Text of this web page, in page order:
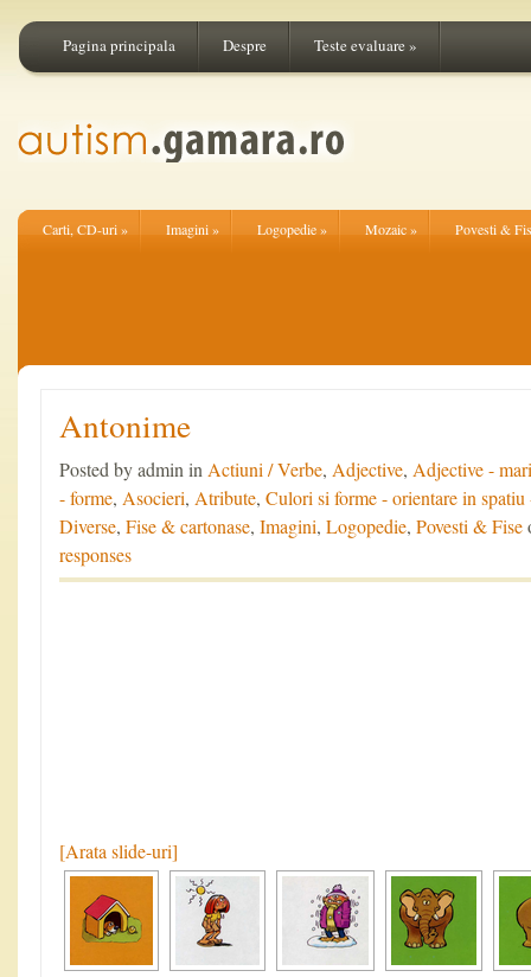
Pagina principala Despre Teste evaluare»
Carti, CD-uri» Imagini» Logopedie» Mozaic» Povesti &
Antonime
Posted by admin in Actiuni / Verbe, Adjective, Adjective -
- forme, Asocieri, Atribute, Culori si forme - orientare in
Diverse, Fise & cartonase, Imagini, Logopedie, Povesti & Fise
responses
[Arata slide-uri]